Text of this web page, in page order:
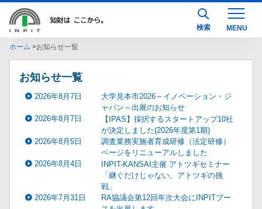
検索
ホーム お知らせ一覧
お知らせ一覧
2026年8月7日
大学見本市2026～イノベーション・ジ
ャパン～出展のお知らせ
2026年8月7日
【IPAS】採択するスタートアップ10社
が決定しました(2026年度第1期)
2026年8月5日
調査業務実施者育成研修（法定研修）
ページをリニューアルしました
2026年8月4日
INPIT-KANSAI主催 アトツギセミナー
「継ぐだけじゃない。アトツギの挑
戦」
2026年7月31日
RA協議会第12回年次大会にINPITブー